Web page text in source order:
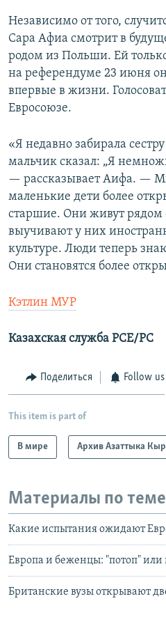
Независимо от того,
Сара Афиа смотрит в
родом из Польши. Ей
на референдуме 23 июня
впервые в жизни.
Евросоюзе.
«Я недавно забирала
мальчик сказал: „Я
— рассказывает Аифа. —
маленькие дети более
старшие. Они живут
выучивают у них
культуре. Люди теперь
Они становятся более
Кэтлин МУР
Казахская служба РСЕ/РС
Поделиться Follow us
This item is part of
В мире Архив Азаттыка
Материалы по теме
Какие испытания ожидают
Европа и беженцы: "потоп" или
Британские вузы открывают